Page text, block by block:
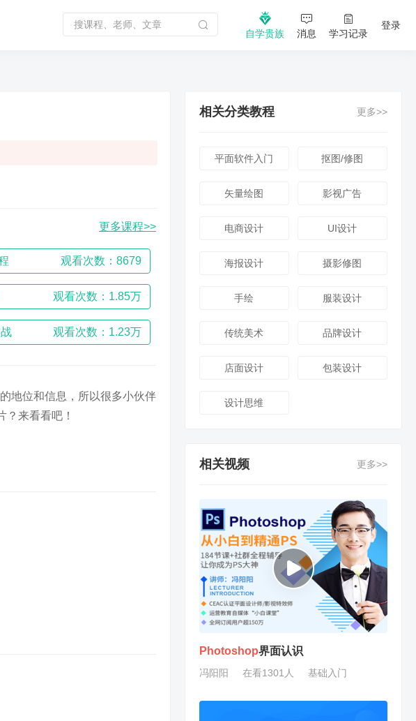
自学贵族 消息 学习记录
登录
更多课程>>
观看次数：8679
观看次数：1.85万
观看次数：1.23万
地位和信息，所以很多小伙伴
来看看吧！
相关分类教程 更多>>
平面软件入门 抠图/修图
矢量绘图 影视广告
电商设计 UI设计
海报设计 摄影修图
手绘 服装设计
传统美术 品牌设计
店面设计 包装设计
设计思维
相关视频 更多>>
Photoshop界面认识
冯阳阳 在看1301人 基础入门